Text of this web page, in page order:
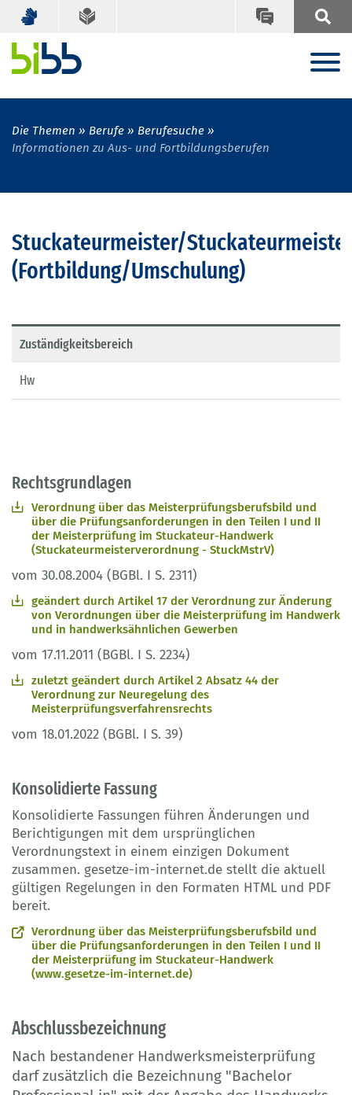
Die Themen Berufe
Berufesuche
Informationen zu Aus- und Fortbildungsberufen
Stuckateurmeister/
(Fortbildung/Umschulung)
Zuständigkeitsbereich
Hw
Rechtsgrundlagen
Verordnung über das Meisterprüfungsberufsbild und
über die Prüfungsanforderungen in den Teilen I und II
der Meisterprüfung im Stuckateur-Handwerk
(Stuckateurmeisterverordnung - StuckMstrV)
vom 30.08.2004 (BGBl. I S. 2311)
geändert durch Artikel 17 der Verordnung zur Änderung
von Verordnungen über die Meisterprüfung im Handwerk
und in handwerksähnlichen Gewerben
vom 17.11.2011 (BGBl. I S. 2234)
zuletzt geändert durch Artikel 2 Absatz 44 der
Verordnung zur Neuregelung des
Meisterprüfungsverfahrensrechts
vom 18.01.2022 (BGBl. I S. 39)
Konsolidierte Fassung
Konsolidierte Fassungen führen Änderungen und
Berichtigungen mit dem ursprünglichen
Verordnungstext in einem einzigen Dokument
zusammen. gesetze-im-internet.de stellt die aktuell
gültigen Regelungen in den Formaten HTML und PDF
bereit.
Verordnung über das Meisterprüfungsberufsbild und
über die Prüfungsanforderungen in den Teilen I und II
der Meisterprüfung im Stuckateur-Handwerk
(www.gesetze-im-internet.de)
Abschlussbezeichnung
Nach bestandener Handwerksmeisterprüfung
darf zusätzlich die Bezeichnung "Bachelor